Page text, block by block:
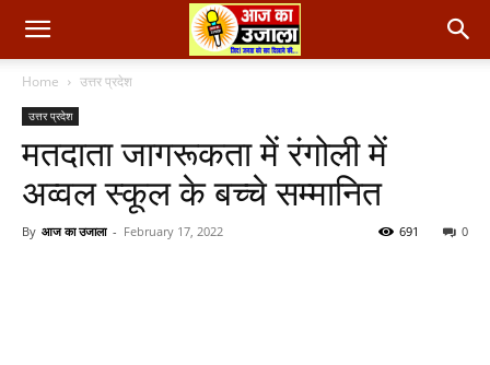
Home उत्तर प्रदेश
उत्तर प्रदेश
मतदाता जागरूकता में रंगोली में
अव्वल स्कूल के बच्चे सम्मानित
By आज का उजाला - February 17, 2022 0
691